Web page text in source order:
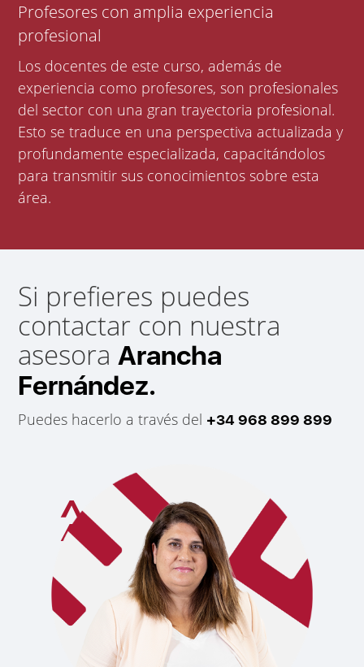
Profesores con amplia experiencia
profesional
Los docentes de este curso, además de
experiencia como profesores, son profesionales
del sector con una gran trayectoria profesional.
Esto se traduce en una perspectiva actualizada y
profundamente especializada, capacitándolos
para transmitir sus conocimientos sobre esta
área.
Si prefieres puedes
contactar con nuestra
asesoraArancha
Fernández.
Puedes hacerlo a través del +34 968 899 899